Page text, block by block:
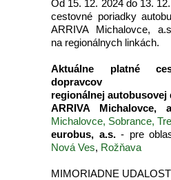
Od 15. 12. 2024 do 13.
cestovné poriadky
ARRIVA Michalovce,
na regionálnych linkách.
Aktuálne platné
dopravcov
regionálnej autobusovej
ARRIVA Michalovce,
Michalovce, Sobrance,
eurobus, a.s.- pre
Nová Ves, Rožňava
MIMORIADNE